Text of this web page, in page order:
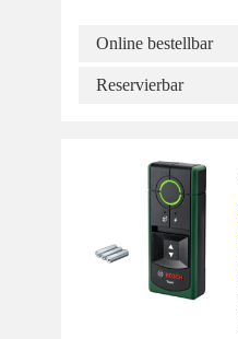
Online bestellbar
Reservierbar